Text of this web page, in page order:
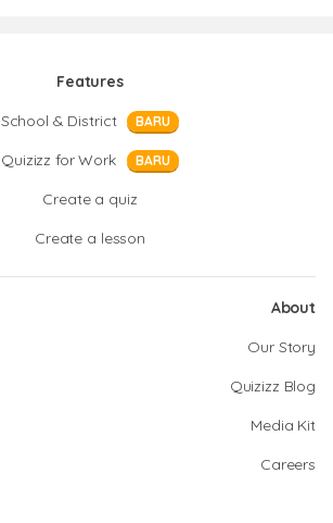
Features
School & District
BARU
Quizizz for Work BARU
Create a quiz
Create a lesson
About
Our Story
Quizizz Blog
Media Kit
Careers